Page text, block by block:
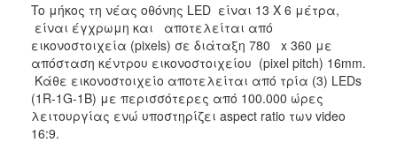
To μήκος τη νέας οθόνης LED είναι 13 Χ 6 μέτρα,
είναι έγχρωμη και αποτελείται από
εικονοστοιχεία (pixels) σε διάταξη 780 x 360 με
απόσταση κέντρου εικονοστοιχείου (pixel pitch) 16mm.
Κάθε εικονοστοιχείο αποτελείται από τρία (3) LEDs
(1R-1G-1B) με περισσότερες από 100.000 ώρες
λειτουργίας ενώ υποστηρίζει aspect ratio των video
16:9.